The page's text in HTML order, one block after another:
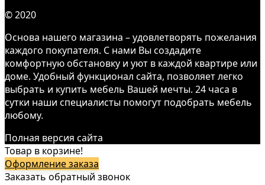
© 2020
Основа нашего магазина – удовлетворять пожелания
каждого покупателя. С нами Вы создадите
комфортную обстановку и уют в каждой квартире или
доме. Удобный функционал сайта, позволяет легко
выбрать и купить мебель Вашей мечты. 24 часа в
сутки наши специалисты помогут подобрать мебель
любому.
Полная версия сайта
Товар в корзине!
Оформление заказа
Заказать обратный звонок